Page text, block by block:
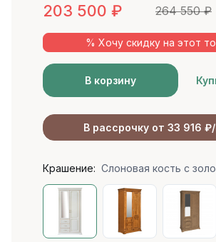
203 500 ₽ 264 550₽
% Хочу скидку на этот
В корзину
В рассрочку от 33 916
Крашение: Слоновая кость с